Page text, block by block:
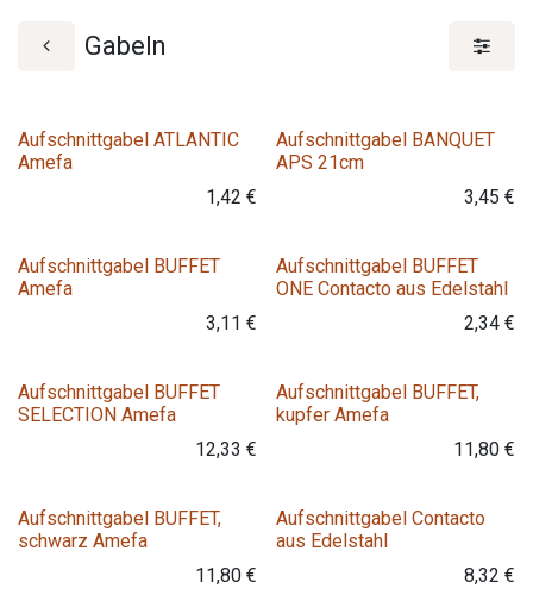
Gabeln
Aufschnittgabel ATLANTIC
Amefa
1,42 €
Aufschnittgabel BANQUET
APS 21cm
3,45 €
Aufschnittgabel BUFFET
Amefa
3,11 €
Aufschnittgabel BUFFET
ONE Contacto aus Edelstahl
2,34€
Aufschnittgabel BUFFET
SELECTION Amefa
12,33 €
Aufschnittgabel BUFFET,
kupfer Amefa
11,80€
Aufschnittgabel BUFFET,
schwarz Amefa
11,80€
Aufschnittgabel Contacto
aus Edelstahl
8,32 €